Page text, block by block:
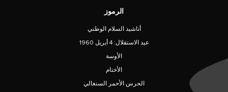
الرموز
أناشيد السلام الوطني
عيد الاستقلال: 4 أبريل 1960
الأوسة
الأختام
الحرس الأحمر السنغالي